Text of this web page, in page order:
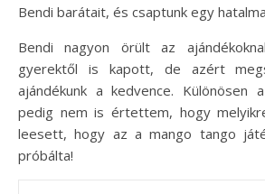
Bendi barátait, és csaptunk egy
Bendi nagyon örült az
gyerektől is kapott, de azért
ajándékunk a kedvence. Különösen
pedig nem is értettem, hogy
leesett, hogy az a mango tango
próbálta!